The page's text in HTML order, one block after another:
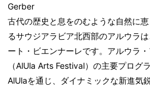
Gerber
古代の歴史と息をのむような自然に
るサウジアラビア北西部のアルウラ
ート・ビエンナーレです。アルウラ
（AlUla Arts Festival）の主要プログ
AlUlaを通じ、ダイナミックな新進気